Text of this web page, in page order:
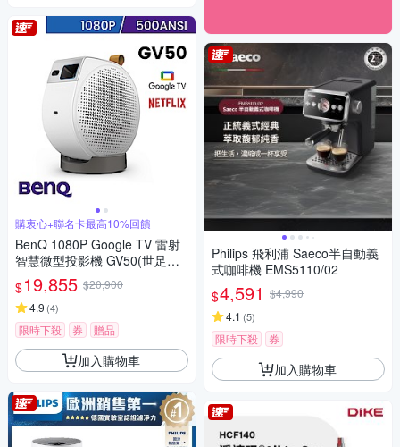
購衷心+聯名卡最高10%回饋
BenQ 1080P Google TV 雷射
智慧微型投影機 GV50(世足首
選)
$19,855 $20,900
4.9 (4)
限時下殺 券 贈品
加入購物車
Philips 飛利浦 Saeco半自動義
式咖啡機 EMS5110/02
$4,591 $4,990
4.1 (5)
限時下殺 券
加入購物車